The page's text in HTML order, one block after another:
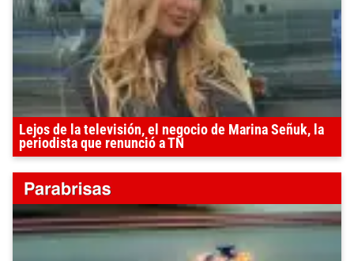
Lejos de la televisión, el negocio de Marina Señuk, la
periodista que renunció a TN